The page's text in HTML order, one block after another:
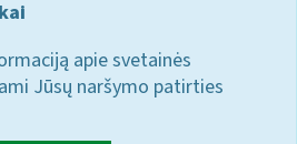
apie svetainės
Jūsų naršymo patirties